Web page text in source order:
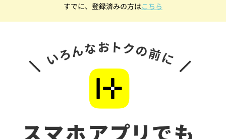
すでに、登録済みの方はこちら